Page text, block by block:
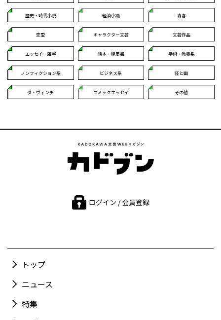
歴史・時代小説 経済小説 青春
恋愛 キャラクター文芸 文芸作品
エッセイ・雑学 絵本・児童書 学術・教養系
ノンフィクション系 ビジネス系 怪と幽
ダ・ヴィンチ コミックエッセイ その他
ログイン / 会員登録
トップ
ニュース
特集